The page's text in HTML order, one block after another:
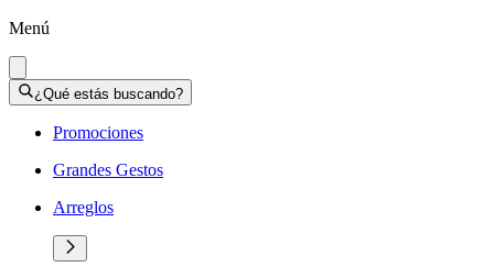
Menú
¿Qué estás buscando?
Promociones
Grandes Gestos
Arreglos